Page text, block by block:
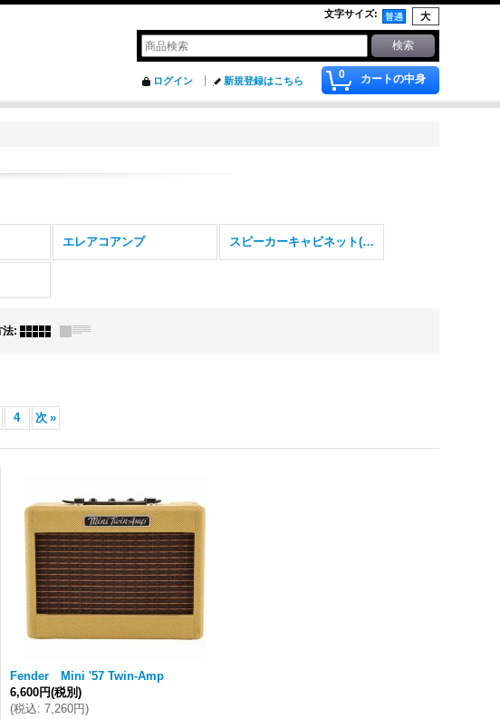
文字サイズ:
0 カートの中身
ログイン 新規登録はこちら
エレアコアンプ スピーカーキャビネット(ギター)
法:
4 次 »
Fender Mini '57 Twin-Amp
6,600円(税別)
(税込: 7,260円)